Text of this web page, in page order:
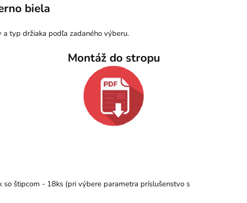
biela
typ držiaka podľa zadaného výberu.
Montáž do stropu
štipcom - 18ks (pri výbere parametra príslušenstvo s